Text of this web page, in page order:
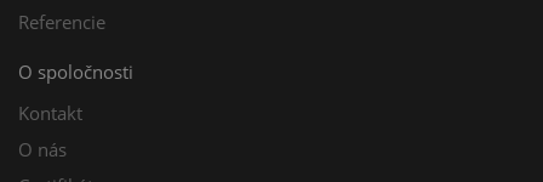
Referencie
O spoločnosti
Kontakt
O nás